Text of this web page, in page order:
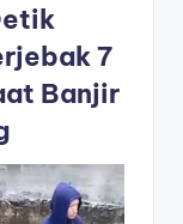
7
Banjir